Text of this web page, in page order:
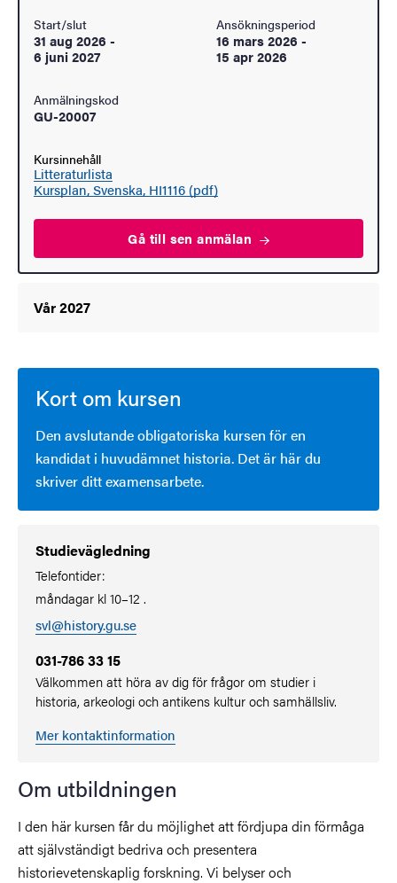
Start/slut
31 aug 2026 -
6 juni 2027
Ansökningsperiod
16 mars 2026 -
15 apr 2026
Anmälningskod
GU-20007
Kursinnehåll
Litteraturlista
Kursplan, Svenska, HI1116 (pdf)
Gå till senanmälan
Vår 2027
Kort om kursen
Den avslutande obligatoriska kursen för en
kandidat i huvudämnet historia. Det är här du
skriver ditt examensarbete.
Studievägledning
Telefontider:
måndagar kl 10–12 .
svl@history.gu.se
031-786 33 15
Välkommen att höra av dig för frågor om studier i
historia, arkeologi och antikens kultur och samhällsliv.
Mer kontaktinformation
Om utbildningen
I den här kursen får du möjlighet att fördjupa din förmåga
att självständigt bedriva och presentera
historievetenskaplig forskning. Vi belyser och